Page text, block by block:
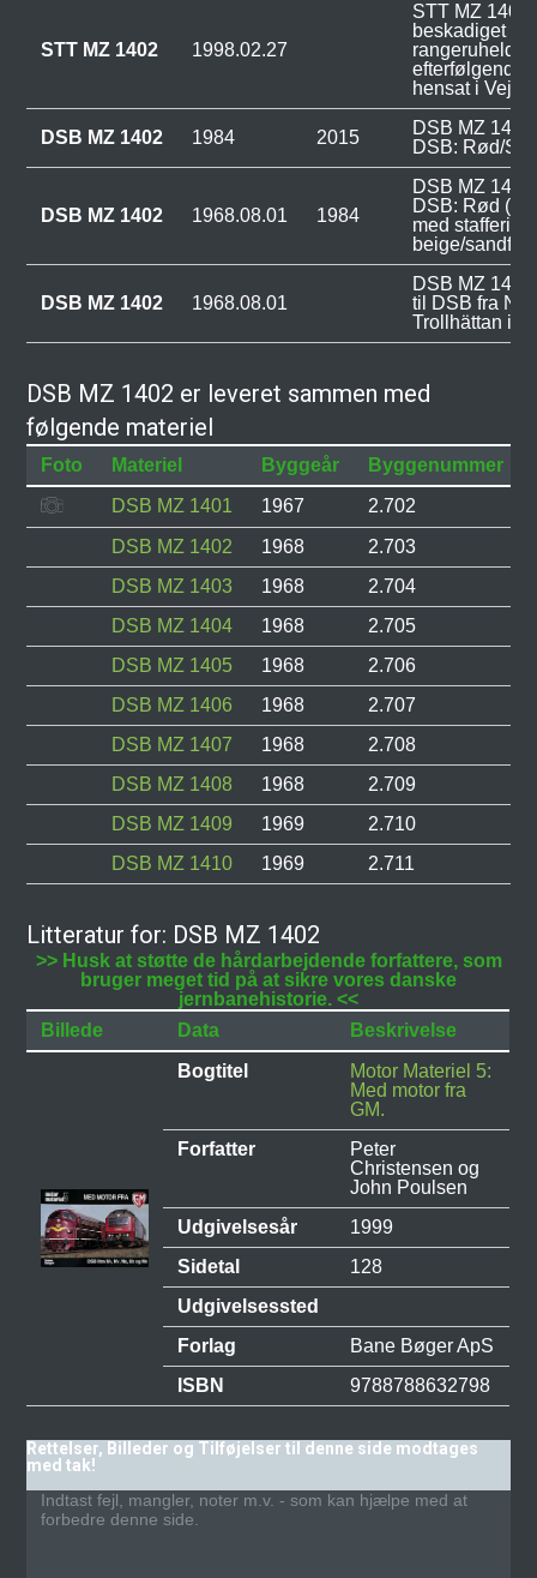
STT MZ 1402 1998.02.27
STT MZ 1402
beskadiget
rangeruheld i
efterfølgende
hensat i Vejle.
DSB MZ 1402 1984 2015
DSB MZ
DSB: Rød/
DSB MZ 1402 1968.08.01 1984
DSB MZ
DSB: Rød
med
beige/
DSB MZ 1402 1968.08.01
DSB MZ
til DSB fra
Trollhättan i
DSB MZ 1402 er leveret sammen med
følgende materiel
Foto Materiel Byggeår Byggenummer
DSB MZ 1401
1967 2.702
DSB MZ 1402
1968 2.703
DSB MZ 1403
1968 2.704
DSB MZ 1404
1968 2.705
DSB MZ 1405
1968 2.706
DSB MZ 1406
1968 2.707
DSB MZ 1407
1968 2.708
DSB MZ 1408
1968 2.709
DSB MZ 1409
1969 2.710
DSB MZ 1410
1969 2.711
Litteratur for: DSB MZ 1402
>> Husk at støtte de hårdarbejdende forfattere, som
bruger meget tid på at sikre vores danske
jernbanehistorie. <<
Billede
Data
Beskrivelse
Bogtitel
Motor Materiel 5:
Med motor fra
GM.
Forfatter
Peter
Christensen og
John Poulsen
Udgivelsesår
1999
Sidetal
128
Udgivelsessted
Forlag
Bane Bøger ApS
ISBN
9788788632798
Rettelser, Billeder og Tilføjelser til denne side modtages
med tak!